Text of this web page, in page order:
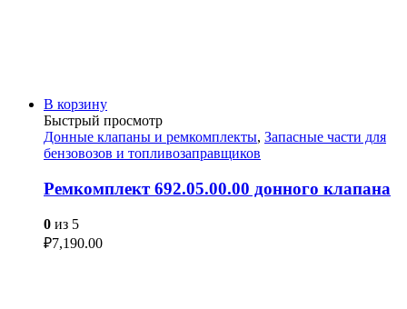
В корзину
Быстрый просмотр
Донные клапаны и ремкомплекты, Запасные части для
бензовозов и топливозаправщиков
Ремкомплект 692.05.00.00 донного клапана
0 из 5
₽7,190.00